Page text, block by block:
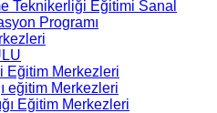
Teknikerliği Eğitimi Sanal
Programı
Eğitim Merkezleri
eğitim Merkezleri
Eğitim Merkezleri